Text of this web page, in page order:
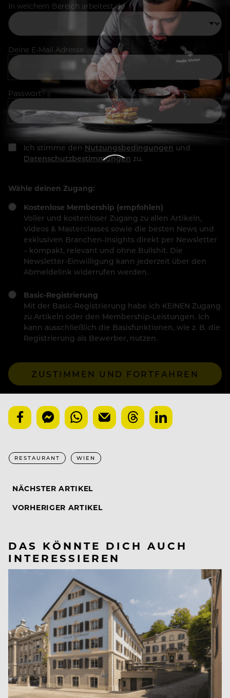
In welchem Bereich arbeitest du
Deine E-Mail Adresse
Passwort
Ich stimme den Nutzungsbedingungen und
Datenschutzbestimmungen zu.
Wähle deinen Zugang:
Kostenlose Membership (empfohlen)
Voller und kostenloser Zugang zu allen Artikeln,
Videos & Masterclasses sowie die besten News und
exklusiven Branchen-Insights direkt per Newsletter
– kompakt, relevant und ohne Bullshit. Die
Newsletter-Einwilligung kann jederzeit über den
Abmeldelink widerrufen werden.
Basic-Registrierung
Mit der Basic-Registrierung habe ich KEINEN Zugang
zu Artikeln oder den Membership-Leistungen. Ich
kann ausschließlich die Basisfunktionen, wie z. B. die
Registrierung als Bewerber, nutzen.
ZUSTIMMEN UND FORTFAHREN
RESTAURANT WIEN
NÄCHSTER ARTIKEL
VORHERIGER ARTIKEL
DAS KÖNNTE DICH AUCH
INTERESSIEREN